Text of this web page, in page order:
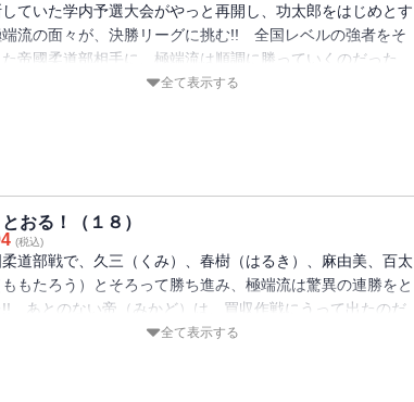
ていた学内予選大会がやっと再開し、功太郎をはじめとす
端流の面々が、決勝リーグに挑む!! 全国レベルの強者をそ
た帝國柔道部相手に、極端流は順調に勝っていくのだった
帝國柔道部のとんでもない秘策が用意されていたのだ
全て表示する
おる！（１８）
(税込)
道部戦で、久三（くみ）、春樹（はるき）、麻由美、百太
もたろう）とそろって勝ち進み、極端流は驚異の連勝をと
!! あとのない帝（みかど）は、買収作戦にうって出たのだ
が……!? 待ったなしの帝vs.三四郎のサドンデス戦、ここ
全て表示する